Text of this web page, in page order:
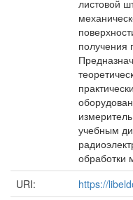
листовой
получения
учебным
обработки
URI:
https://